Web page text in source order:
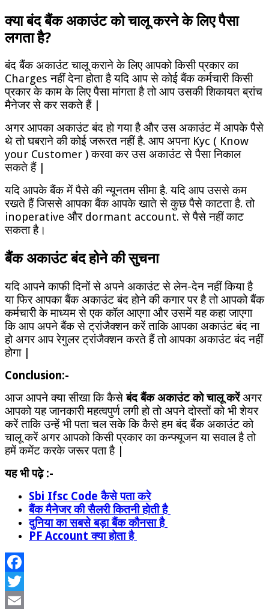
क्या बंद बैंक अकाउंट को चालू करने के लिए पैसा
लगता है?
बंद बैंक अकाउंट चालू कराने के लिए आपको किसी प्रकार का
Charges नहीं देना होता है यदि आप से कोई बैंक कर्मचारी किसी
प्रकार के काम के लिए पैसा मांगता है तो आप उसकी शिकायत ब्रांच
मैनेजर से कर सकते हैं |
अगर आपका अकाउंट बंद हो गया है और उस अकाउंट में आपके पैसे
थे तो घबराने की कोई जरूरत नहीं है. आप अपना Kyc ( Know
your Customer ) करवा कर उस अकाउंट से पैसा निकाल
सकते हैं |
यदि आपके बैंक में पैसे की न्यूनतम सीमा है. यदि आप उससे कम
रखते हैं जिससे आपका बैंक आपके खाते से कुछ पैसे काटता है. तो
inoperative और dormant account. से पैसे नहीं काट
सकता है।
बैंक अकाउंट बंद होने की सुचना
यदि आपने काफी दिनों से अपने अकाउंट से लेन-देन नहीं किया है
या फिर आपका बैंक अकाउंट बंद होने की कगार पर है तो आपको बैंक
कर्मचारी के माध्यम से एक कॉल आएगा और उसमें यह कहा जाएगा
कि आप अपने बैंक से ट्रांजैक्शन करें ताकि आपका अकाउंट बंद ना
हो अगर आप रेगुलर ट्रांजैक्शन करते हैं तो आपका अकाउंट बंद नहीं
होगा |
Conclusion:-
आज आपने क्या सीखा कि कैसेबंद बैंक अकाउंट को चालू करेंअगर
आपको यह जानकारी महत्वपुर्ण लगी हो तो अपने दोस्तों को भी शेयर
करें ताकि उन्हें भी पता चल सके कि कैसे हम बंद बैंक अकाउंट को
चालू करें अगर आपको किसी प्रकार का कन्फ्यूजन या सवाल है तो
हमें कमेंट करके जरूर पता है |
यह भी पढ़े :-
Sbi Ifsc Code कैसे पता करे
बैंक मैनेजर की सैलरी कितनी होती है
दुनिया का सबसे बड़ा बैंक कौनसा है
PF Account क्या होता है
Facebook
Twitter